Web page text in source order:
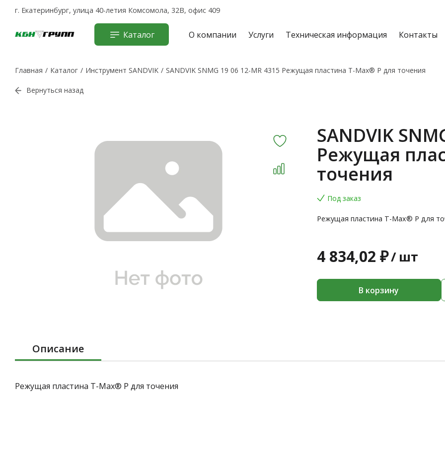
г. Екатеринбург, улица 40-летия Комсомола, 32В, офис 409
Каталог О компании Услуги Техническая информация Контакты
Главная Каталог Инструмент SANDVIK SANDVIK SNMG 19 06 12-MR 4315 Режущая пластина T-Max® P для точения
Вернуться назад
SANDVIK
Режущая
точения
Под заказ
Режущая пластина T-Max® P для
4 834,02 ₽/ шт
В корзину
Описание
Режущая пластина T-Max® P для точения